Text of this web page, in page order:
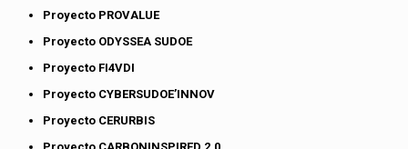
Proyecto PROVALUE
Proyecto ODYSSEA SUDOE
Proyecto FI4VDI
Proyecto CYBERSUDOE’INNOV
Proyecto CERURBIS